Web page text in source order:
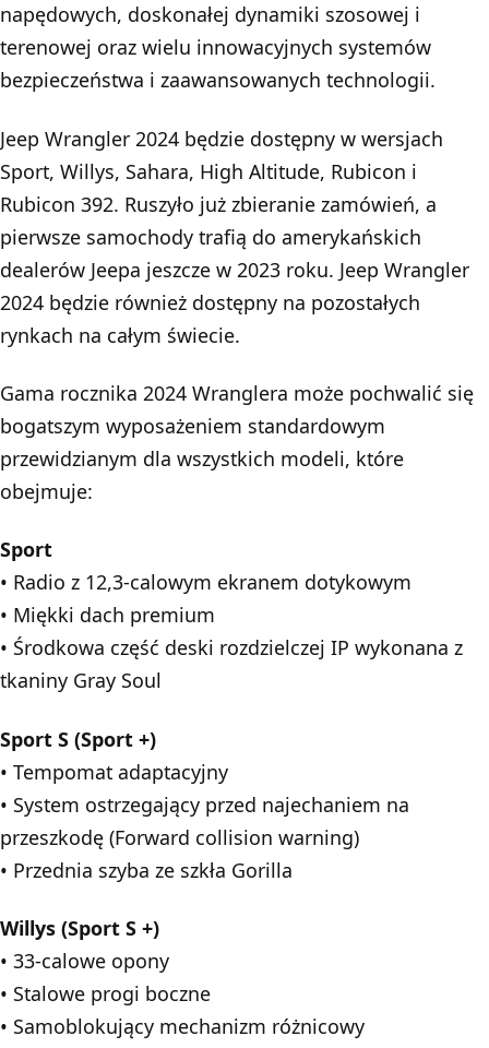
napędowych, doskonałej dynamiki szosowej i
terenowej oraz wielu innowacyjnych systemów
bezpieczeństwa i zaawansowanych technologii.
Jeep Wrangler 2024 będzie dostępny w wersjach
Sport, Willys, Sahara, High Altitude, Rubicon i
Rubicon 392. Ruszyło już zbieranie zamówień, a
pierwsze samochody trafią do amerykańskich
dealerów Jeepa jeszcze w 2023 roku. Jeep Wrangler
2024 będzie również dostępny na pozostałych
rynkach na całym świecie.
Gama rocznika 2024 Wranglera może pochwalić się
bogatszym wyposażeniem standardowym
przewidzianym dla wszystkich modeli, które
obejmuje:
Sport
• Radio z 12,3-calowym ekranem dotykowym
• Miękki dach premium
• Środkowa część deski rozdzielczej IP wykonana z
tkaniny Gray Soul
Sport S (Sport +)
• Tempomat adaptacyjny
• System ostrzegający przed najechaniem na
przeszkodę (Forward collision warning)
• Przednia szyba ze szkła Gorilla
Willys (Sport S +)
• 33-calowe opony
• Stalowe progi boczne
• Samoblokujący mechanizm różnicowy